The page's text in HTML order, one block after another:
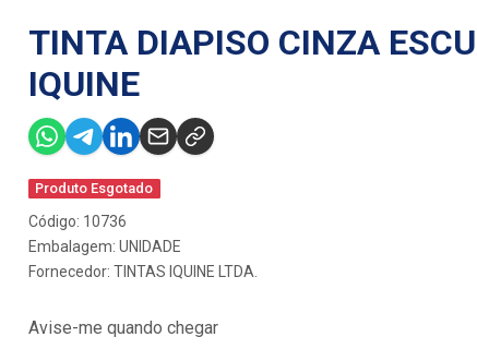
TINTA DIAPISO CINZA
IQUINE
Produto Esgotado
Código: 10736
Embalagem: UNIDADE
Fornecedor: TINTAS IQUINE LTDA.
Avise-me quando chegar